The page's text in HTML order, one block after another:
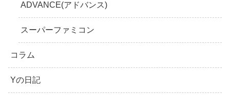
ADVANCE(アドバンス)
スーパーファミコン
コラム
Yの日記